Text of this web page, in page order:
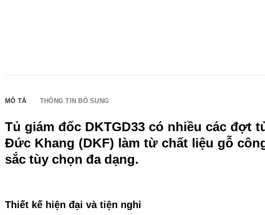
MÔ TẢ THÔNG TIN BỔ SUNG
Tủ giám đốc DKTGD33 có nhiều các đợt
Đức Khang (DKF) làm từ chất liệu gỗ
sắc tùy chọn đa dạng.
Thiết kế hiện đại và tiện nghi